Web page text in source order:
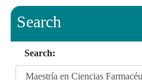
Search
Search: